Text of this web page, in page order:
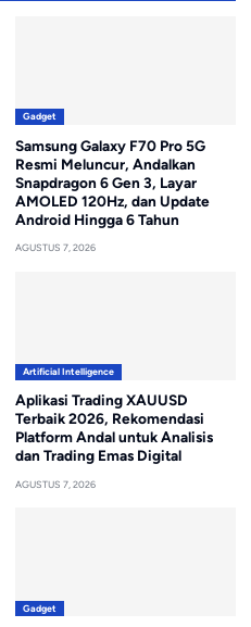
Gadget
Samsung Galaxy F70 Pro 5G
Resmi Meluncur, Andalkan
Snapdragon 6 Gen 3, Layar
AMOLED 120Hz, dan Update
Android Hingga 6 Tahun
AGUSTUS 7, 2026
Artificial Intelligence
Aplikasi Trading XAUUSD
Terbaik 2026, Rekomendasi
Platform Andal untuk Analisis
dan Trading Emas Digital
AGUSTUS 7, 2026
Gadget